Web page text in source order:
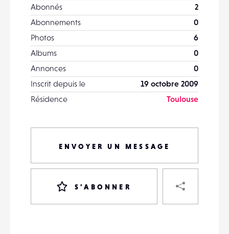
Abonnés
2
Abonnements
0
Photos
6
Albums
0
Annonces
0
Inscrit depuis le
19 octobre 2009
Résidence
Toulouse
ENVOYER UN MESSAGE
S'ABONNER